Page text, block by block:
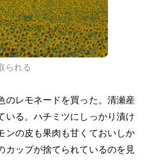
られる
のレモネードを買った。清瀬産
いる。ハチミツにしっかり漬け
ンの皮も果肉も甘くておいしか
カップが捨てられているのを見